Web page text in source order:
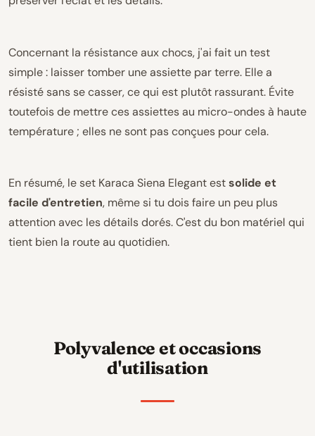
Concernant la résistance aux chocs, j'ai fait un test
simple : laisser tomber une assiette par terre. Elle a
résisté sans se casser, ce qui est plutôt rassurant. Évite
toutefois de mettre ces assiettes au micro-ondes à haute
température ; elles ne sont pas conçues pour cela.
En résumé, le set Karaca Siena Elegant estsolide et
facile d'entretien, même si tu dois faire un peu plus
attention avec les détails dorés. C'est du bon matériel qui
tient bien la route au quotidien.
Polyvalence et occasions
d'utilisation